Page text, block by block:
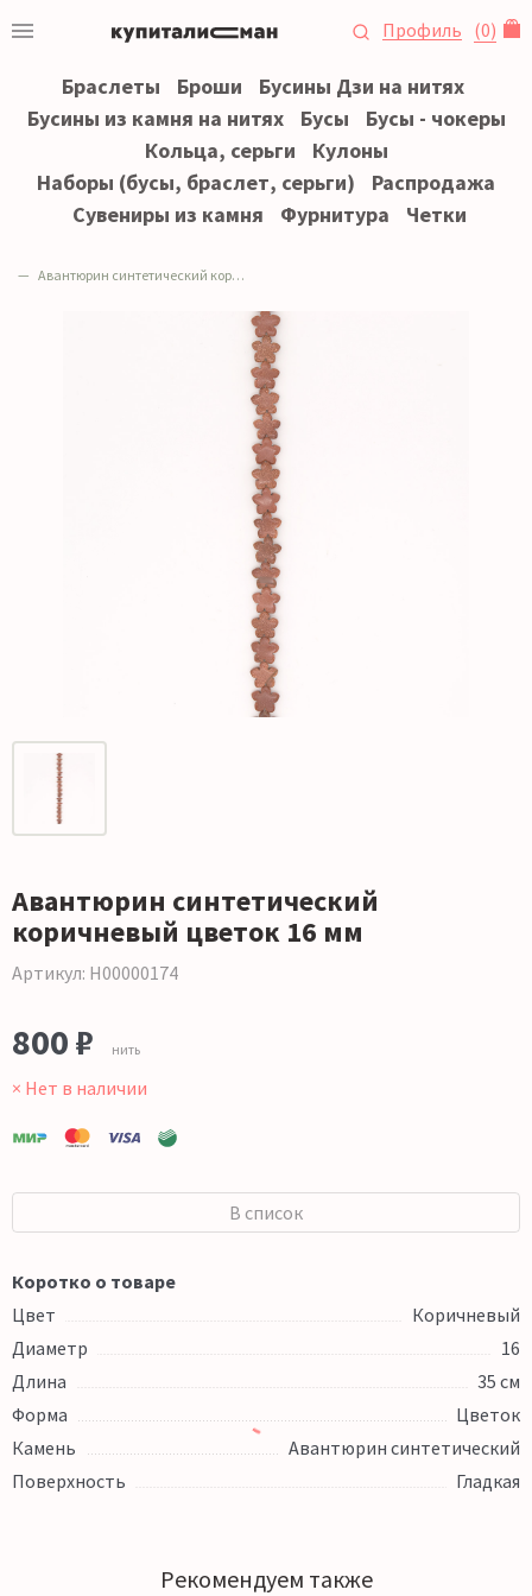
Профиль (0)
Браслеты Броши
Бусины Дзи на нитях
Бусины из камня на нитях
Бусы
Бусы - чокеры
Кольца, серьги
Кулоны
Наборы (бусы, браслет, серьги)
Распродажа
Сувениры из камня
Фурнитура Четки
Авантюрин синтетический коричневый
Авантюрин синтетический
коричневый цветок 16 мм
Артикул: Н00000174
800 ₽ нить
× Нет в наличии
В список
Коротко о товаре
Цвет
Коричневый
Диаметр
16
Длина
35 см
Форма
Цветок
Камень
Авантюрин синтетический
Поверхность
Гладкая
Рекомендуем также